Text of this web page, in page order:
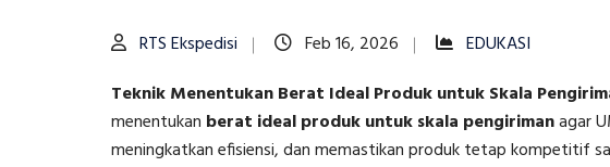
RTS Ekspedisi Feb 16, 2026
EDUKASI
Teknik Menentukan Berat Ideal Produk untuk Skala
menentukan berat ideal produk untuk skala pengirimanagar
meningkatkan efisiensi, dan memastikan produk tetap kompetitif